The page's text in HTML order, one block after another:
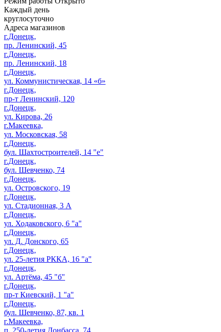
Каждый день
круглосуточно
Адреса магазинов
г.Донецк,
пр. Ленинский, 45
г.Донецк,
пр. Ленинский, 18
г.Донецк,
ул. Коммунистическая, 14 «б»
г.Донецк,
пр-т Ленинский, 120
г.Донецк,
ул. Кирова, 26
г.Макеевка,
ул. Московская, 58
г.Донецк,
бул. Шахтостроителей, 14 "е"
г.Донецк,
бул. Шевченко, 74
г.Донецк,
ул. Островского, 19
г.Донецк,
ул. Стадионная, 3 А
г.Донецк,
ул. Ходаковского, 6 "а"
г.Донецк,
ул. Д. Донского, 65
г.Донецк,
ул. 25-летия РККА, 16 "а"
г.Донецк,
ул. Артёма, 45 "б"
г.Донецк,
пр-т Киевский, 1 "а"
г.Донецк,
бул. Шевченко, 87, кв. 1
г.Макеевка,